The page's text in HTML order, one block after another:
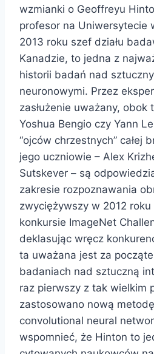
wzmianki o Geoffreyu
profesor na Uniwersytecie
2013 roku szef działu
Kanadzie, to jedna z
historii badań nad
neuronowymi. Przez
zasłużenie uważany, obok
Yoshua Bengio czy Yann
“ojców chrzestnych” całej
jego uczniowie – Alex
Sutskever – są
zakresie rozpoznawania
zwyciężywszy w 2012 roku
konkursie ImageNet
deklasując wręcz
ta uważana jest za
badaniach nad sztuczną
raz pierwszy z tak wielkim
zastosowano nową
convolutional neural
wspomnieć, że Hinton to